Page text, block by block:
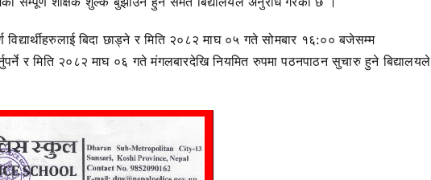
बिदा छाड्ने र मिति २०८२ माघ ०५ गते सोमबार १६:०० बजेसम्म
र मिति २०८२ माघ ०६ गते मंगलबारदेखि नियमित रुपमा पठनपाठन सुचारु हुने बिद्यालयले